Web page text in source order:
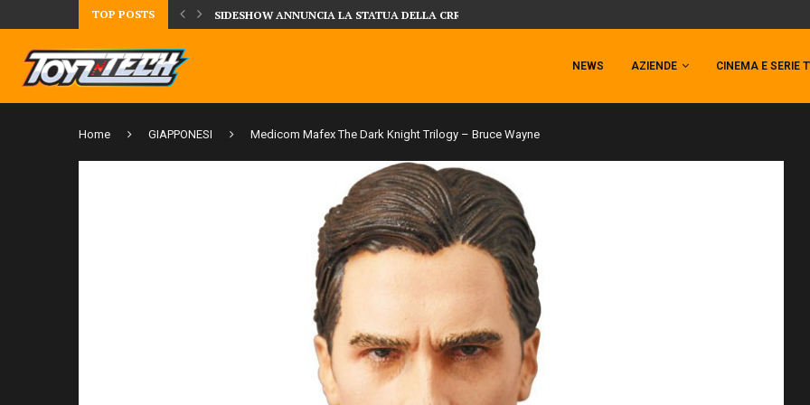
TOP POSTS
LA FIGURE DI IPPO MAKUNOUCHI! SIDESHOW ANNUNCIA LA STATUA DELLA CRRATURA DELLA LAGUNA...
NEWS AZIENDE CINEMA E SERIE
Home GIAPPONESI Medicom Mafex The Dark Knight Trilogy – Bruce Wayne